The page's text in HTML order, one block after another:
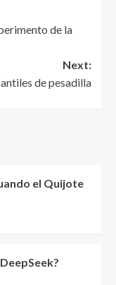
de la
Next:
de pesadilla
el Quijote